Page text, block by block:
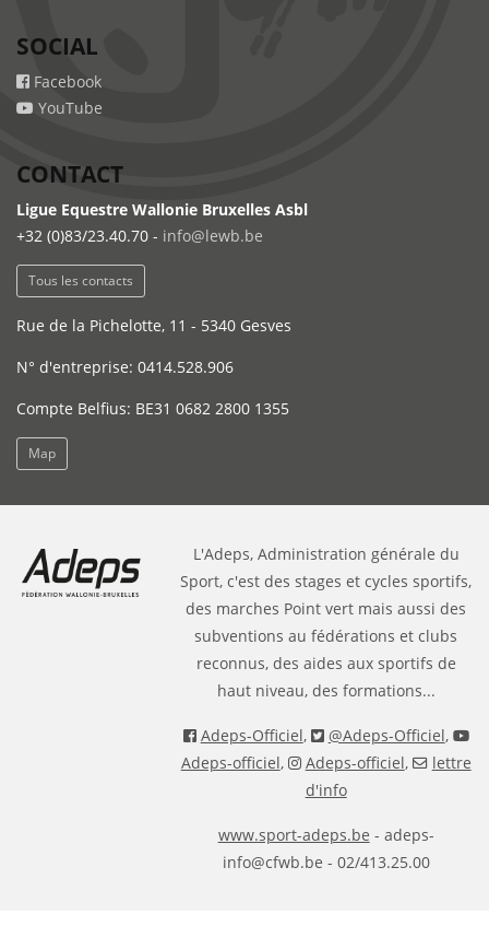
SOCIAL
Facebook
YouTube
CONTACT
Ligue Equestre Wallonie Bruxelles Asbl
+32 (0)83/23.40.70 - info@lewb.be
Tous les contacts
Rue de la Pichelotte, 11 - 5340 Gesves
N° d'entreprise: 0414.528.906
Compte Belfius: BE31 0682 2800 1355
Map
L'Adeps, Administration générale du
Sport, c'est des stages et cycles sportifs,
des marches Point vert mais aussi des
subventions au fédérations et clubs
reconnus, des aides aux sportifs de
haut niveau, des formations...
Adeps-Officiel, @Adeps-Officiel,
Adeps-officiel, Adeps-officiel,
lettre
d'info
www.sport-adeps.be - adeps-
info@cfwb.be - 02/413.25.00